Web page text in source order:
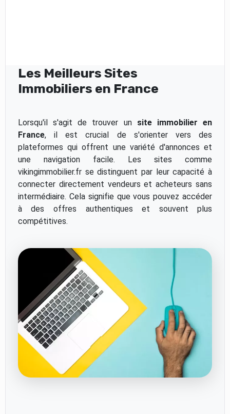
Les Meilleurs Sites
Immobiliers en France
Lorsqu'il s'agit de trouver un site immobilier en
France, il est crucial de s'orienter vers des
plateformes qui offrent une variété d'annonces et
une navigation facile. Les sites comme
vikingimmobilier.fr se distinguent par leur capacité à
connecter directement vendeurs et acheteurs sans
intermédiaire. Cela signifie que vous pouvez accéder
à des offres authentiques et souvent plus
compétitives.